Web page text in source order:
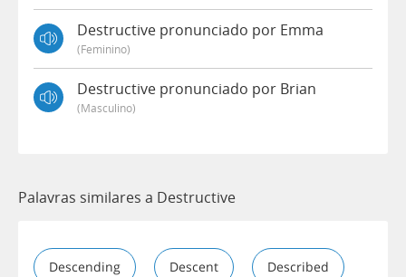
Destructive pronunciado por Emma
(feminino)
Destructive pronunciado por Brian
(masculino)
Palavras similares a Destructive
Descending Descent Described